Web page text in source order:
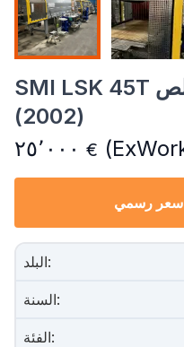
SMI LSK 45T آلة التعبئة بالتقلص
(2002)
٢٥٬٠٠٠ €
رسمي
البلد:
السنة:
الفئة: